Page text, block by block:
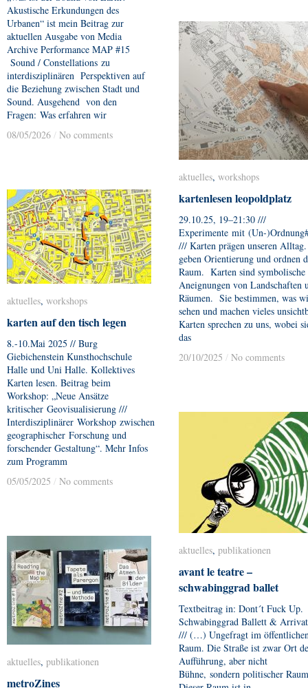
Akustische Erkundungen des
Urbanen“ ist mein Beitrag zur
aktuellen Ausgabe von Media
Archive Performance MAP #15
Sound / Constellations zu
interdisziplinären Perspektiven auf
die Beziehung zwischen Stadt und
Sound. Ausgehend von den
Fragen: Was erfahren wir
08/05/2026 / No comments
08/05/2026 / No comments
aktuelles, workshops
kartenlesen leopoldplatz
29.10.25, 19–21:30 ///
Experimente mit (Un-
/// Karten prägen unseren
geben Orientierung und ordnen
Raum. Karten sind symbolische
Aneignungen von Landschaften
Räumen. Sie bestimmen, was
sehen und machen vieles
Karten sprechen zu uns, wobei
das
20/10/2025 / No comments
aktuelles workshops
kartenlesen leopoldplatz
20/10/2025 / No comments
aktuelles, workshops
karten auf den tisch legen
8.-10.Mai 2025 // Burg
Giebichenstein Kunsthochschule
Halle und Uni Halle. Kollektives
Karten lesen. Beitrag beim
Workshop: „Neue Ansätze
kritischer Geovisualisierung ///
Interdisziplinärer Workshop zwischen
geographischer Forschung und
forschender Gestaltung“. Mehr Infos
zum Programm
05/05/2025 / No comments
aktuelles workshops
karten auf den tisch legen
05/05/2025 / No comments
aktuelles, publikationen
avant le teatre –
schwabinggrad ballet
Textbeitrag in: Dont´t Fuck Up.
Schwabinggrad Ballett &
/// (…) Ungefragt im
Raum. Die Straße ist zwar Ort
Aufführung, aber nicht
Bühne, sondern politischer
aktuelles publikationen
avant le teatre –
schwabinggrad ballet
aktuelles, publikationen
metroZines
aktuelles publikationen
metroZines